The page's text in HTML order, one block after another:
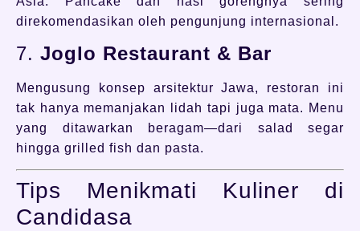
direkomendasikan oleh pengunjung internasional.
7. Joglo Restaurant & Bar
Mengusung konsep arsitektur Jawa, restoran ini
tak hanya memanjakan lidah tapi juga mata. Menu
yang ditawarkan beragam—dari salad segar
hingga grilled fish dan pasta.
Tips Menikmati Kuliner di
Candidasa